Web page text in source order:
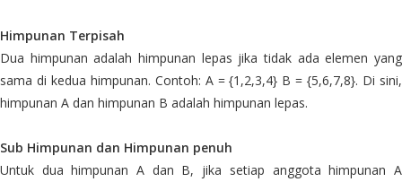
Himpunan Terpisah
Dua himpunan adalah himpunan lepas jika tidak ada elemen yang
sama di kedua himpunan. Contoh: A = {1,2,3,4} B = {5,6,7,8}. Di sini,
himpunan A dan himpunan B adalah himpunan lepas.
Sub Himpunan dan Himpunan penuh
Untuk dua himpunan A dan B, jika setiap anggota himpunan A